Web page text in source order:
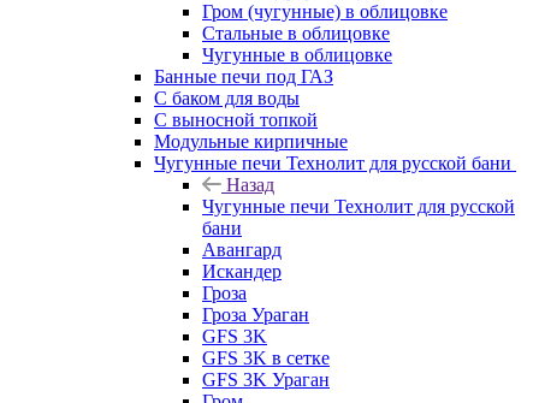
Гром (чугунные) в облицовке
Стальные в облицовке
Чугунные в облицовке
Банные печи под ГАЗ
С баком для воды
С выносной топкой
Модульные кирпичные
Чугунные печи Технолит для русской бани
Назад
Чугунные печи Технолит для русской
бани
Авангард
Искандер
Гроза
Гроза Ураган
GFS 3K
GFS 3K в сетке
GFS 3K Ураган